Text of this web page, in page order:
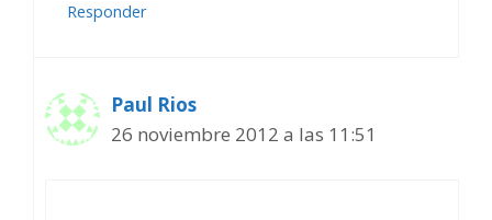
Responder
Paul Rios
26 noviembre 2012 a las 11:51